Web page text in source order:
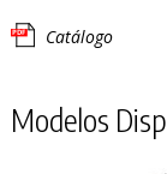
Catálogo
Modelos